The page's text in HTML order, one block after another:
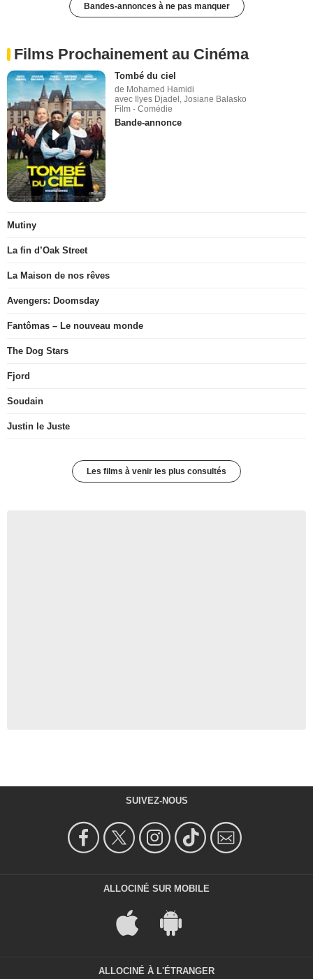
Bandes-annonces à ne pas manquer
Films Prochainement au Cinéma
Tombé du ciel
de Mohamed Hamidi
avec Ilyes Djadel, Josiane Balasko
Film - Comédie
Bande-annonce
Mutiny
La fin d’Oak Street
La Maison de nos rêves
Avengers: Doomsday
Fantômas – Le nouveau monde
The Dog Stars
Fjord
Soudain
Justin le Juste
Les films à venir les plus consultés
SUIVEZ-NOUS
ALLOCINÉ SUR MOBILE
ALLOCINÉ À L'ÉTRANGER